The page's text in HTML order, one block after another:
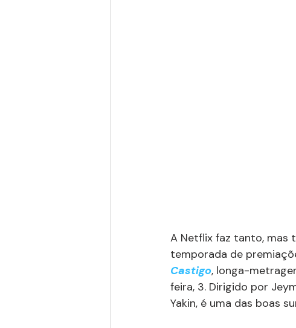
A Netflix faz tanto, mas
temporada de
Castigo, longa-
feira, 3. Dirigido por
Yakin, é uma das boas